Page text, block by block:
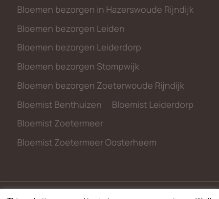
Bloemen bezorgen in Hazerswoude Rijndijk
Bloemen bezorgen Leiden
Bloemen bezorgen Leiderdorp
Bloemen bezorgen Stompwijk
Bloemen bezorgen Zoeterwoude Rijndijk
Bloemist Benthuizen
Bloemist Leiderdorp
Bloemist Zoetermeer
Bloemist Zoetermeer Oosterheem